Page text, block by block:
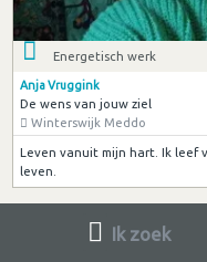
Energetisch werk
Anja Vruggink
De wens van jouw ziel
Winterswijk Meddo
Leven vanuit mijn hart. Ik leef
leven.
Ik zoek